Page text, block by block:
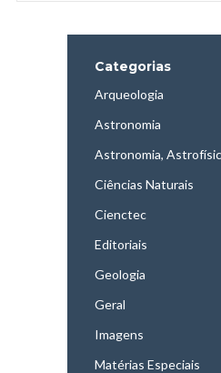
Categorias
Arqueologia
Astronomia
Astronomia,
Ciências Naturais
Cienctec
Editoriais
Geologia
Geral
Imagens
Matérias Especiais